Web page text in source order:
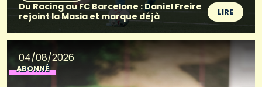
Du Racing au FC Barcelone : Daniel Freire
rejoint la Masia et marque déjà
LIRE
04/08/2026
ABONNÉ